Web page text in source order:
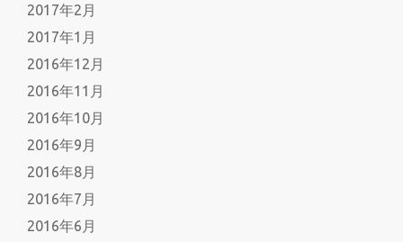
2017年2月
2017年1月
2016年12月
2016年11月
2016年10月
2016年9月
2016年8月
2016年7月
2016年6月